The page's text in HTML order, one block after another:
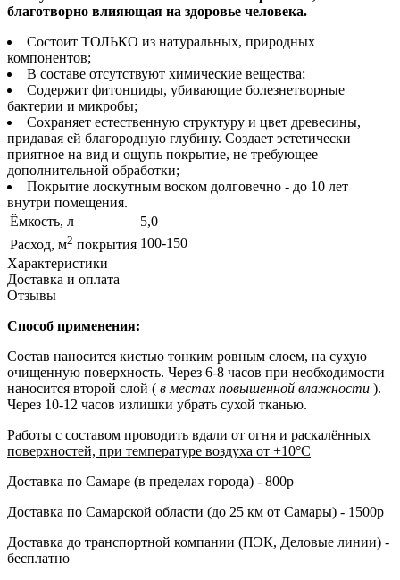
благотворно влияющая на здоровье человека.
Состоит ТОЛЬКО из натуральных, природных
компонентов;
В составе отсутствуют химические вещества;
Содержит фитонциды, убивающие болезнетворные
бактерии и микробы;
Сохраняет естественную структуру и цвет древесины,
придавая ей благородную глубину. Создает эстетически
приятное на вид и ощупь покрытие, не требующее
дополнительной обработки;
Покрытие лоскутным воском долговечно - до 10 лет
внутри помещения.
Ёмкость, л
5,0
Расход, м2 покрытия 100-150
Характеристики
Доставка и оплата
Отзывы
Способ применения:
Состав наносится кистью тонким ровным слоем, на сухую
очищенную поверхность. Через 6-8 часов при необходимости
наносится второй слой ( в местах повышенной влажности ).
Через 10-12 часов излишки убрать сухой тканью.
Работы с составом проводить вдали от огня и раскалённых
поверхностей, при температуре воздуха от +10°С
Доставка по Cамаре (в пределах города) - 800р
Доставка по Cамарской области (до 25 км от Самары) - 1500р
Доставка до транспортной компании (ПЭК, Деловые линии) -
бесплатно